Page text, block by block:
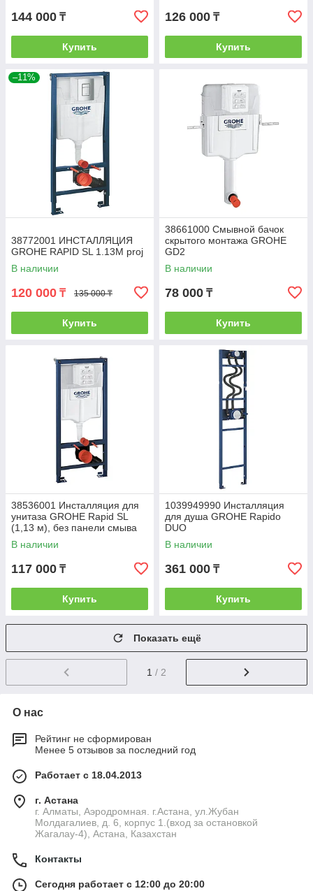
144 000 ₸
Купить
126 000 ₸
Купить
–11%
38772001 ИНСТАЛЛЯЦИЯ
GROHE RAPID SL 1.13M proj
В наличии
120 000 ₸ 135 000 ₸
Купить
38661000 Смывной бачок
скрытого монтажа GROHE
GD2
В наличии
78 000 ₸
Купить
38536001 Инсталляция для
унитаза GROHE Rapid SL
(1,13 м), без панели смыва
В наличии
117 000 ₸
Купить
1039949990 Инсталляция
для душа GROHE Rapido
DUO
В наличии
361 000 ₸
Купить
Показать ещё
1 / 2
О нас
Рейтинг не сформирован
Менее 5 отзывов за последний год
Работает с 18.04.2013
г. Астана
г. Алматы, Аэродромная. г.Астана, ул.Жубан
Молдагалиев, д. 6, корпус 1.(вход за остановкой
Жагалау-4), Астана, Казахстан
Контакты
Сегодня работает с 12:00 до 20:00